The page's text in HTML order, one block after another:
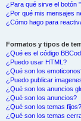
¿Para qué sirve el botón
¿Por qué mis mensajes
¿Cómo hago para
Formatos y tipos de
¿Qué es el código
¿Puedo usar HTML?
¿Qué son los
¿Puedo publicar
¿Qué son los anuncios
¿Qué son los anuncios?
¿Qué son los temas fijos?
¿Qué son los temas